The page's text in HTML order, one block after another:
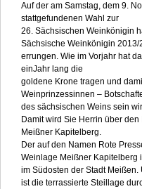
Auf der am Samstag, dem 9.
stattgefundenen Wahl zur
26. Sächsischen Weinkönigin
Sächsische Weinkönigin 2013/
errungen. Wie im Vorjahr hat
einJahr lang die
goldene Krone tragen und
Weinprinzessinnen –
des sächsischen Weins sein
Damit wird Sie Herrin über den
Meißner Kapitelberg.
Der auf den Namen Rote
Weinlage Meißner Kapitelberg
im Südosten der Stadt Meißen.
ist die terrassierte Steillage